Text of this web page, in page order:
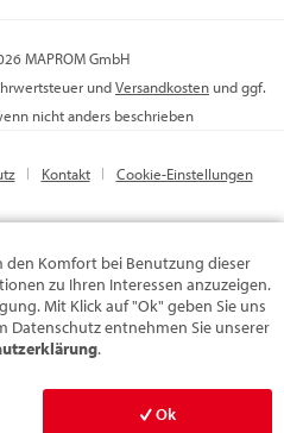
MAPROM GmbH
undVersandkosten und ggf.
nicht anders beschrieben
Kontakt Cookie-Einstellungen
den Komfort bei Benutzung dieser
zu Ihren Interessen anzuzeigen.
Mit Klick auf "Ok" geben Sie uns
Datenschutz entnehmen Sie unserer
.
Ok